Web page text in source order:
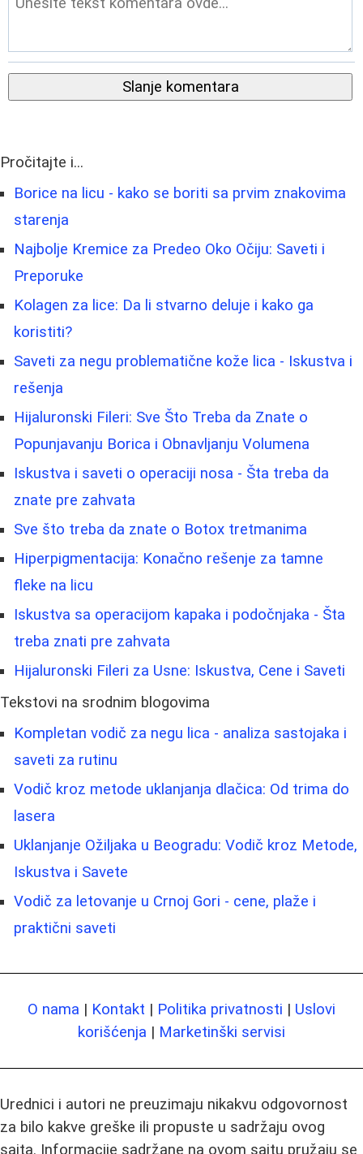
Slanje komentara
Pročitajte i...
Borice na licu - kako se boriti sa prvim znakovima
starenja
Najbolje Kremice za Predeo Oko Očiju: Saveti i
Preporuke
Kolagen za lice: Da li stvarno deluje i kako ga
koristiti?
Saveti za negu problematične kože lica - Iskustva i
rešenja
Hijaluronski Fileri: Sve Što Treba da Znate o
Popunjavanju Borica i Obnavljanju Volumena
Iskustva i saveti o operaciji nosa - Šta treba da
znate pre zahvata
Sve što treba da znate o Botox tretmanima
Hiperpigmentacija: Konačno rešenje za tamne
fleke na licu
Iskustva sa operacijom kapaka i podočnjaka - Šta
treba znati pre zahvata
Hijaluronski Fileri za Usne: Iskustva, Cene i Saveti
Tekstovi na srodnim blogovima
Kompletan vodič za negu lica - analiza sastojaka i
saveti za rutinu
Vodič kroz metode uklanjanja dlačica: Od trima do
lasera
Uklanjanje Ožiljaka u Beogradu: Vodič kroz Metode,
Iskustva i Savete
Vodič za letovanje u Crnoj Gori - cene, plaže i
praktični saveti
O nama | Kontakt | Politika privatnosti | Uslovi
korišćenja | Marketinški servisi
Urednici i autori ne preuzimaju nikakvu odgovornost
za bilo kakve greške ili propuste u sadržaju ovog
sajta. Informacije sadržane na ovom sajtu pružaju se